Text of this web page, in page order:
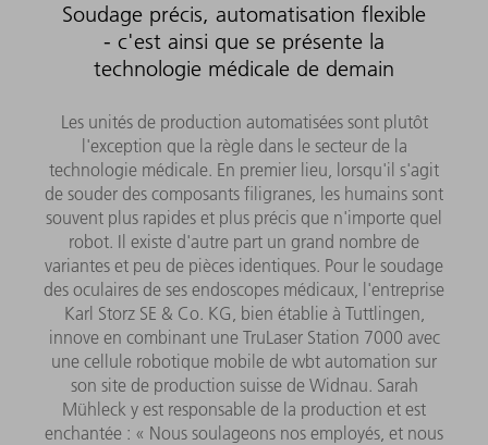
Soudage précis, automatisation flexible
- c'est ainsi que se présente la
technologie médicale de demain
Les unités de production automatisées sont plutôt
l'exception que la règle dans le secteur de la
technologie médicale. En premier lieu, lorsqu'il s'agit
de souder des composants filigranes, les humains sont
souvent plus rapides et plus précis que n'importe quel
robot. Il existe d'autre part un grand nombre de
variantes et peu de pièces identiques. Pour le soudage
des oculaires de ses endoscopes médicaux, l'entreprise
Karl Storz SE & Co. KG, bien établie à Tuttlingen,
innove en combinant une TruLaser Station 7000 avec
une cellule robotique mobile de wbt automation sur
son site de production suisse de Widnau. Sarah
Mühleck y est responsable de la production et est
enchantée : « Nous soulageons nos employés, et nous